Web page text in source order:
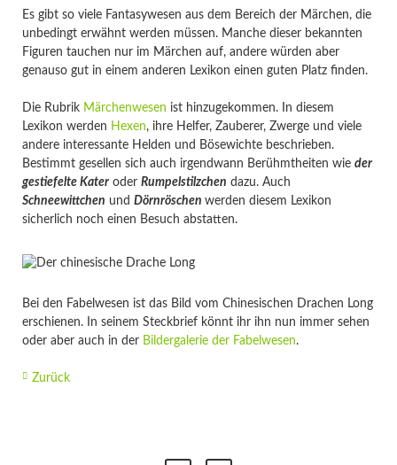
Es gibt so viele Fantasywesen aus dem Bereich der Märchen, die
unbedingt erwähnt werden müssen. Manche dieser bekannten
Figuren tauchen nur im Märchen auf, andere würden aber
genauso gut in einem anderen Lexikon einen guten Platz finden.
Die Rubrik Märchenwesen ist hinzugekommen. In diesem
Lexikon werden Hexen, ihre Helfer, Zauberer, Zwerge und viele
andere interessante Helden und Bösewichte beschrieben.
Bestimmt gesellen sich auch irgendwann Berühmtheiten wie der
gestiefelte Kateroder Rumpelstilzchen dazu. Auch
Schneewittchen und Dörnröschen werden diesem Lexikon
sicherlich noch einen Besuch abstatten.
Bei den Fabelwesen ist das Bild vom Chinesischen Drachen Long
erschienen. In seinem Steckbrief könnt ihr ihn nun immer sehen
oder aber auch in der Bildergalerie der Fabelwesen.
Zurück